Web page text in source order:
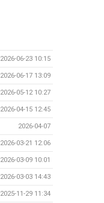
2026-06-23 10:15
2026-06-17 13:09
2026-05-12 10:27
2026-04-15 12:45
2026-04-07
2026-03-21 12:06
2026-03-09 10:01
2026-03-03 14:43
2025-11-29 11:34